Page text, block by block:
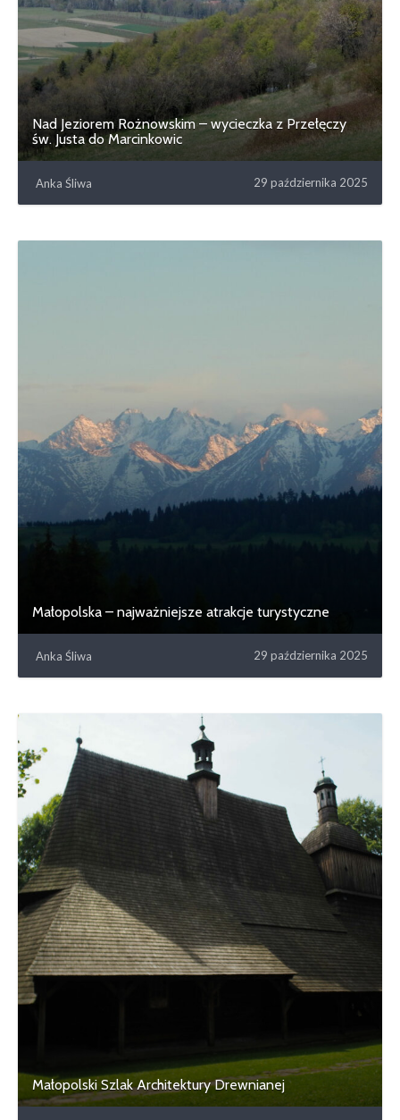
Nad Jeziorem Rożnowskim – wycieczka z Przełęczy
św. Justa do Marcinkowic
Anka Śliwa 29 października 2025
Małopolska – najważniejsze atrakcje turystyczne
Anka Śliwa 29 października 2025
Małopolski Szlak Architektury Drewnianej